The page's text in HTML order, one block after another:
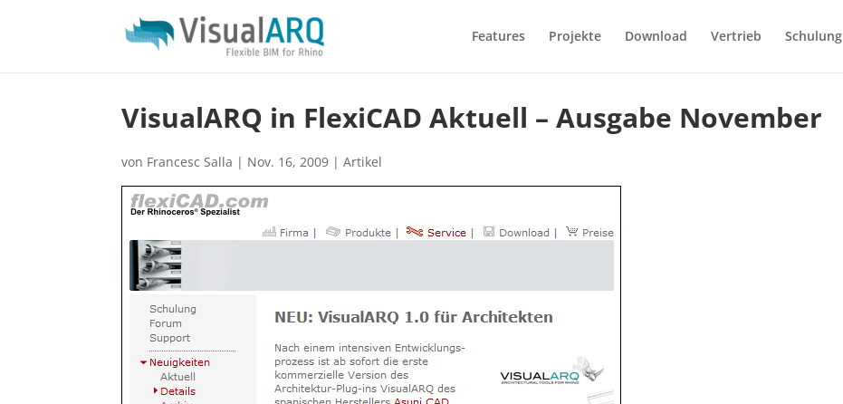
Features Projekte Download Vertrieb Schulung
VisualARQ in FlexiCAD Aktuell – Ausgabe November
von Francesc Salla | Nov. 16, 2009 |Artikel